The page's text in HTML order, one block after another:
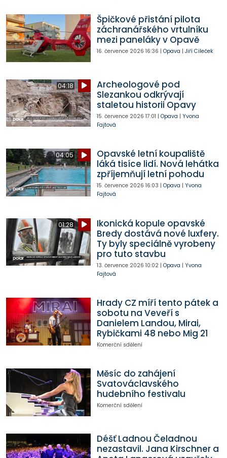
Špičkové přistání pilota
záchranářského vrtulníku
mezi paneláky v Opavě
16. července 2026 16:36 | Opava | Jiří Cileček
04:18
Archeologové pod
Slezankou odkrývají
staletou historii Opavy
15. července 2026 17:01 | Opava | Yvona
Fajtová
04:05
Opavské letní koupaliště
láká tisíce lidí. Nová lehátka
zpříjemňují letní pohodu
15. července 2026 16:03 | Opava | Yvona
Fajtová
01:28
Ikonická kopule opavské
Bredy dostává nové luxfery.
Ty byly speciálně vyrobeny
pro tuto stavbu
13. července 2026 10:02| Opava | Yvona
Fajtová
Hrady CZ míří tento pátek a
sobotu na Veveří s
Danielem Landou, Mirai,
Rybičkami 48 nebo Mig 21
Komerční sdělení
Měsíc do zahájení
Svatováclavského
hudebního festivalu
Komerční sdělení
Déšť Ladnou Čeladnou
nezastavil. Jana Kirschner a